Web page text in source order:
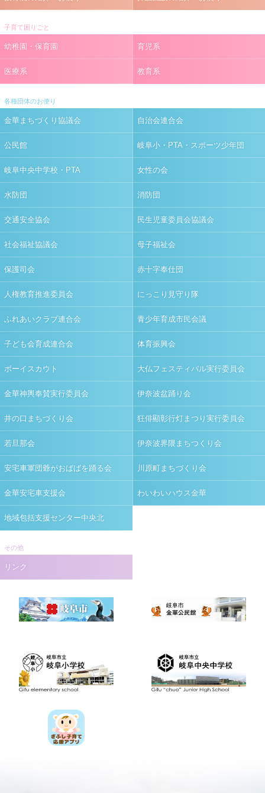
子育て困りごと
幼稚園・保育園 育児系
医療系 教育系
各種団体のお便り
金華まちづくり協議会 自治会連合会
公民館 岐阜小・PTA・スポーツ少年団
岐阜中央中学校・PTA 女性の会
水防団 消防団
交通安全協会 民生児童委員会協議会
社会福祉協議会 母子福祉会
保護司会 赤十字奉仕団
人権教育推進委員会 にっこり見守り隊
ふれあいクラブ連合会 青少年育成市民会議
子ども会育成連合会 体育振興会
ボーイスカウト 大仏フェスティバル実行委員会
金華神輿奉賛実行委員会 伊奈波盆踊り会
井の口まちづくり会 狂俳顯彰行灯まつり実行委員会
若旦那会 伊奈波界隈まちつくり会
安宅車軍団爺がおばばを踊る会 川原町まちづくり会
金華安宅車支援会 わいわいハウス金華
地域包括支援センター中央北
その他
リンク